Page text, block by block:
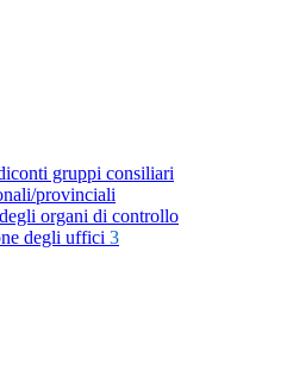
gruppi consiliari
provinciali
organi di controllo
degli uffici 3